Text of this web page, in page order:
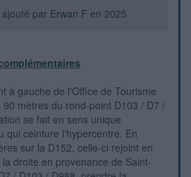
par Erwan F en 2025
à gauche de l'Office de Tourisme
mètres du rond-point D103 / D7 /
se fait en sens unique
qui ceinture l'hypercentre. En
sur la D152, celle-ci rejoint en
droite en provenance de Saint-